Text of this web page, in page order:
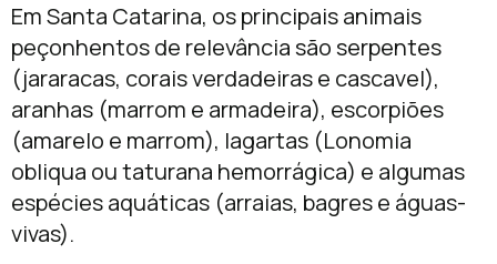
Em Santa Catarina, os principais animais
peçonhentos de relevância são serpentes
(jararacas, corais verdadeiras e cascavel),
aranhas (marrom e armadeira), escorpiões
(amarelo e marrom), lagartas (Lonomia
obliqua ou taturana hemorrágica) e algumas
espécies aquáticas (arraias, bagres e águas-
vivas).